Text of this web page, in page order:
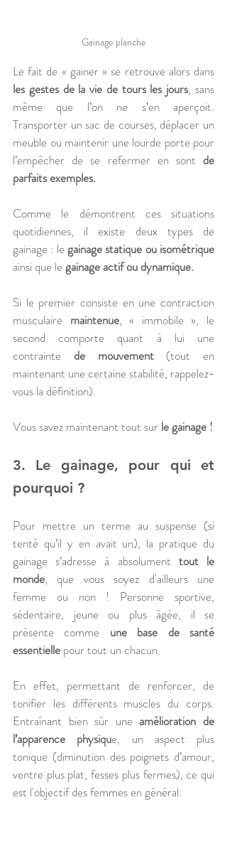
Gainage planche
les gestes de la vie de tours les jours, sans
même que l’on ne s’en aperçoit.
Transporter un sac de courses, déplacer un
meuble ou maintenir une lourde porte pour
l’empêcher de se refermer en sont de
parfaits exemples.
Comme le démontrent ces situations
quotidiennes, il existe deux types de
gainage : le gainage statique ou isométrique
ainsi que le gainage actif ou dynamique.
Si le premier consiste en une contraction
musculaire maintenue, « immobile », le
second comporte quant à lui une
contrainte de mouvement (tout en
maintenant une certaine stabilité, rappelez-
vous la définition).
Vous savez maintenant tout sur le gainage !
3. Le gainage, pour qui et
pourquoi ?
Pour mettre un terme au suspense (si
tenté qu’il y en avait un), la pratique du
gainage s’adresse à absolument tout le
monde, que vous soyez d'ailleurs une
femme ou non ! Personne sportive,
sédentaire, jeune ou plus âgée, il se
présente comme une base de santé
essentielle pour tout un chacun.
En effet, permettant de renforcer, de
tonifier les différents muscles du corps.
Entraînant bien sûr une amélioration de
l’apparence physique, un aspect plus
tonique (diminution des poignets d’amour,
ventre plus plat, fesses plus fermes), ce qui
est l'objectif des femmes en général.